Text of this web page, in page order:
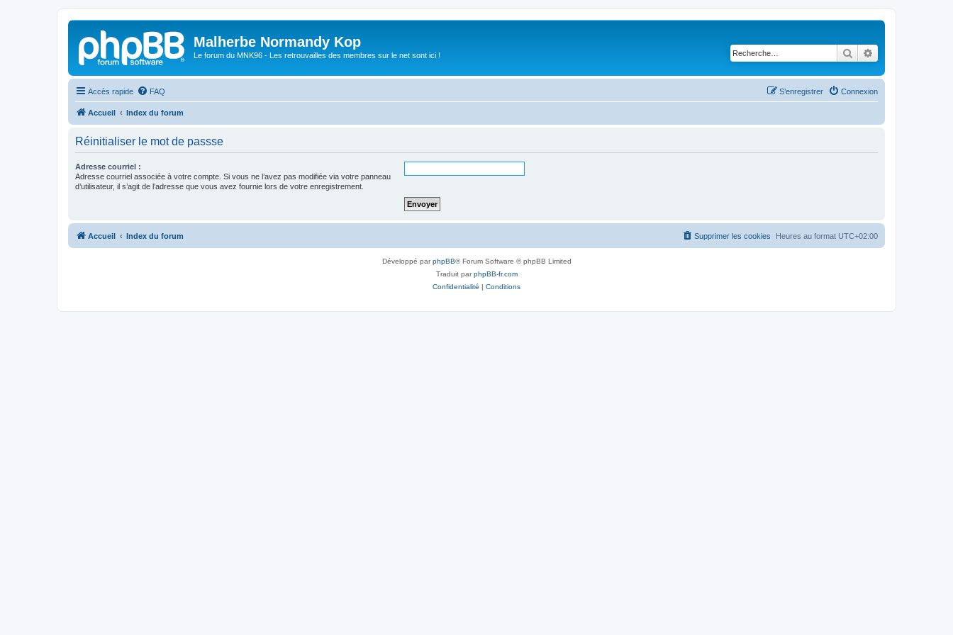
Malherbe Normandy Kop
Le forum du MNK96 - Les retrouvailles des membres sur le net sont ici ! Rechercher
Accès rapide FAQ Connexion
S’enregistrer
Accueil Index du forum
Réinitialiser le mot de passse
Adresse courriel :
Adresse courriel associée à votre compte. Si vous ne l’avez pas modifiée via votre panneau
d’utilisateur, il s’agit de l’adresse que vous avez fournie lors de votre enregistrement.
Accueil Index du forum Heures au format UTC+02:00
Supprimer les cookies
Développé parphpBB® Forum Software © phpBB Limited
Traduit parphpBB-fr.com
Confidentialité | Conditions